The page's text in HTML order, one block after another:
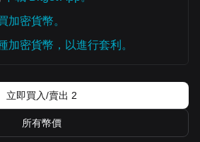
加密貨幣。
加密貨幣，以進行套利。
立即買入/賣出 2
所有幣價